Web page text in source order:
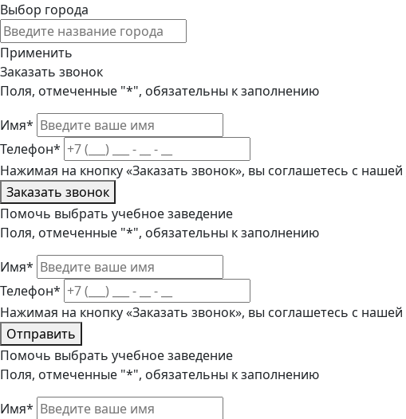
Выбор города
Применить
Заказать звонок
Поля, отмеченные "*", обязательны к заполнению
Имя*
Телефон*
Нажимая на кнопку «Заказать звонок», вы соглашетесь с нашей
Заказать звонок
Помочь выбрать учебное заведение
Поля, отмеченные "*", обязательны к заполнению
Имя*
Телефон*
Нажимая на кнопку «Заказать звонок», вы соглашетесь с нашей
Отправить
Помочь выбрать учебное заведение
Поля, отмеченные "*", обязательны к заполнению
Имя*